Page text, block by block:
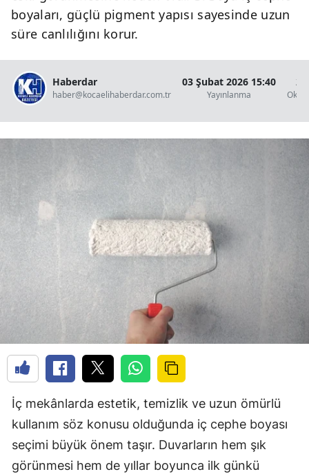
boyaları, güçlü pigment yapısı sayesinde uzun
süre canlılığını korur.
Haberdar
haber@kocaelihaberdar.com.tr
03 Şubat 2026 15:40
Yayınlanma
2
İç mekânlarda estetik, temizlik ve uzun ömürlü
kullanım söz konusu olduğunda iç cephe boyası
seçimi büyük önem taşır. Duvarların hem şık
görünmesi hem de yıllar boyunca ilk günkü